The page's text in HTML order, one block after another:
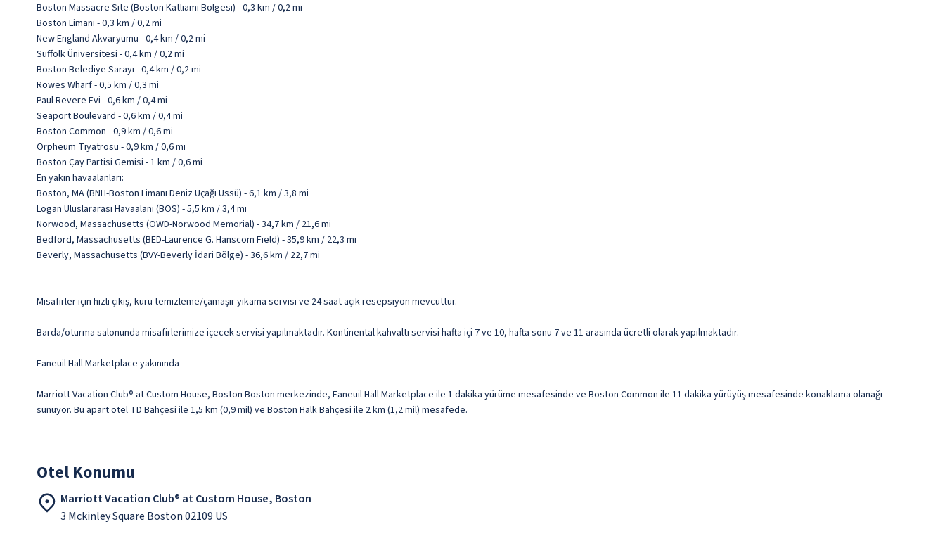
Boston Massacre Site (Boston Katliamı Bölgesi) - 0,3 km / 0,2 mi
Boston Limanı - 0,3 km / 0,2 mi
New England Akvaryumu - 0,4 km / 0,2 mi
Suffolk Üniversitesi - 0,4 km / 0,2 mi
Boston Belediye Sarayı - 0,4 km / 0,2 mi
Rowes Wharf - 0,5 km / 0,3 mi
Paul Revere Evi - 0,6 km / 0,4 mi
Seaport Boulevard - 0,6 km / 0,4 mi
Boston Common - 0,9 km / 0,6 mi
Orpheum Tiyatrosu - 0,9 km / 0,6 mi
Boston Çay Partisi Gemisi - 1 km / 0,6 mi
En yakın havaalanları:
Boston, MA (BNH-Boston Limanı Deniz Uçağı Üssü) - 6,1 km / 3,8 mi
Logan Uluslararası Havaalanı (BOS) - 5,5 km / 3,4 mi
Norwood, Massachusetts (OWD-Norwood Memorial) - 34,7 km / 21,6 mi
Bedford, Massachusetts (BED-Laurence G. Hanscom Field) - 35,9 km / 22,3 mi
Beverly, Massachusetts (BVY-Beverly İdari Bölge) - 36,6 km / 22,7 mi
Misafirler için hızlı çıkış, kuru temizleme/çamaşır yıkama servisi ve 24 saat açık resepsiyon mevcuttur.
Barda/oturma salonunda misafirlerimize içecek servisi yapılmaktadır. Kontinental kahvaltı servisi hafta içi 7 ve 10, hafta sonu 7 ve 11 arasında ücretli olarak yapılmaktadır.
Faneuil Hall Marketplace yakınında
Marriott Vacation Club® at Custom House, Boston Boston merkezinde, Faneuil Hall Marketplace ile 1 dakika yürüme mesafesinde ve Boston Common ile 11 dakika yürüyüş mesafesinde konaklama olanağı
sunuyor. Bu apart otel TD Bahçesi ile 1,5 km (0,9 mil) ve Boston Halk Bahçesi ile 2 km (1,2 mil) mesafede.
Otel Konumu
Marriott Vacation Club® at Custom House, Boston
3 Mckinley Square Boston 02109 US